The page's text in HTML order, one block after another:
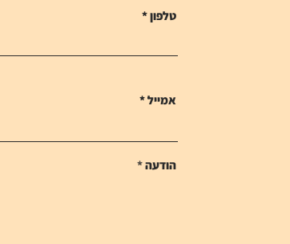
טלפון
אמייל
הודעה